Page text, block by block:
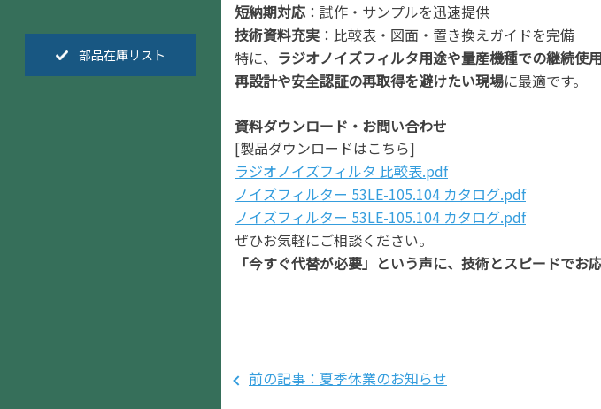
部品在庫リスト
短納期対応 ：試作・サンプルを迅速提供
技術資料充実 ：比較表・図面・置き換えガイドを完備
特に、 ラジオノイズフィルタ用途や量産機種での継続使用
再設計や安全認証の再取得を避けたい現場に最適です。
資料ダウンロード・お問い合わせ
[製品ダウンロードはこちら]
ラジオノイズフィルタ 比較表.pdf
ノイズフィルター 53LE-105.104 カタログ.pdf
ノイズフィルター 53LE-105.104 カタログ.pdf
ぜひお気軽にご相談ください。
「今すぐ代替が必要」という声に、技術とスピードでお
前の記事：夏季休業のお知らせ